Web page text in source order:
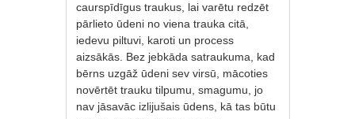
caurspīdīgus traukus, lai varētu redzēt
pārlieto ūdeni no viena trauka citā,
iedevu piltuvi, karoti un process
aizsākās. Bez jebkāda satraukuma, kad
bērns uzgāž ūdeni sev virsū, mācoties
novērtēt trauku tilpumu, smagumu, jo
nav jāsavāc izlijušais ūdens, kā tas būtu